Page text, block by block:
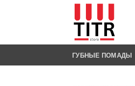
ГУБНЫЕ ПОМАДЫ